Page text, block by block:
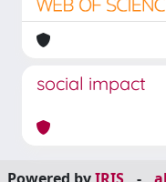
social impact